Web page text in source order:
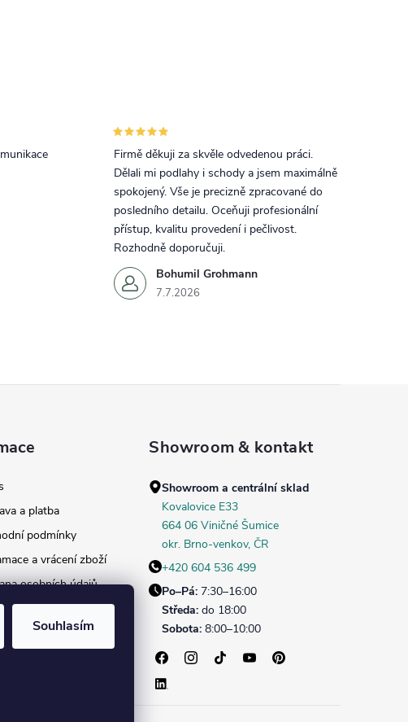
Souhlasím
Bohumil Grohmann
7.7.2026
Firmě děkuji za skvěle odvedenou práci.
Dělali mi podlahy i schody a jsem maximálně
spokojený. Vše je precizně zpracované do
posledního detailu. Oceňuji profesionální
přístup, kvalitu provedení i pečlivost.
Rozhodně doporučuji.
a platba
podmínky
a vrácení zboží
osobních údajů
vyprodaných dekorů
Showroom & kontakt
Showroom a centrální sklad
Kovalovice E33
664 06 Viničné Šumice
okr. Brno‑venkov, ČR
+420 604 536 499
Po–Pá: 7:30–16:00
Středa: do 18:00
Sobota: 8:00–10:00